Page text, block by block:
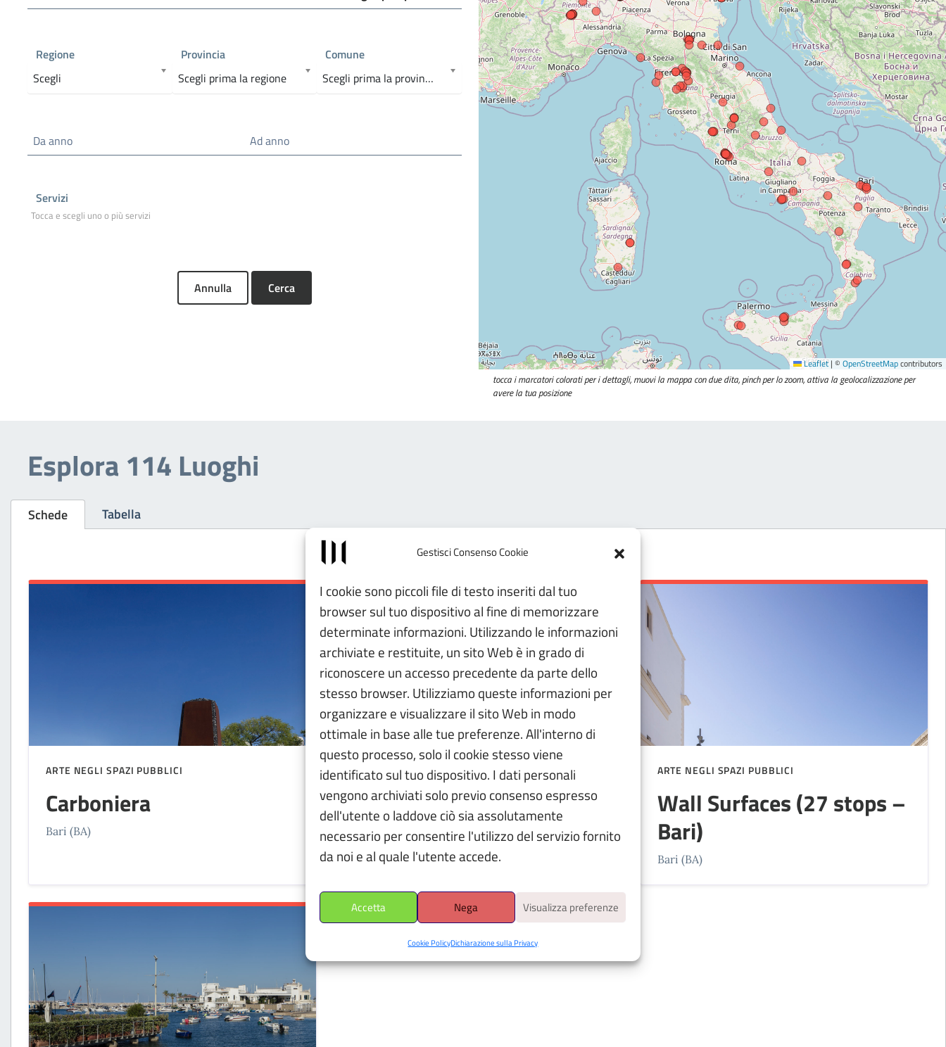
Gestisci Consenso Cookie
I cookie sono piccoli file di testo inseriti dal tuo
browser sul tuo dispositivo al fine di memorizzare
determinate informazioni. Utilizzando le informazioni
archiviate e restituite, un sito Web è in grado di
riconoscere un accesso precedente da parte dello
stesso browser. Utilizziamo queste informazioni per
organizzare e visualizzare il sito Web in modo
ottimale in base alle tue preferenze. All'interno di
questo processo, solo il cookie stesso viene
identificato sul tuo dispositivo. I dati personali
vengono archiviati solo previo consenso espresso
dell'utente o laddove ciò sia assolutamente
necessario per consentire l'utilizzo del servizio fornito
da noi e al quale l'utente accede.
Accetta Nega Visualizza preferenze
Cookie PolicyDichiarazione sulla Privacy
Regione
Scegli
Provincia
Scegli prima la regione
Comune
Scegli prima la provincia
Da anno Ad anno
Servizi
Annulla Cerca
Leaflet | © OpenStreetMapcontributors
tocca i marcatori colorati per i dettagli, muovi la mappa con due dita, pinch per lo zoom, attiva la geolocalizzazione per
avere la tua posizione
Esplora 114 Luoghi
Schede Tabella
ARTE NEGLI SPAZI PUBBLICI
Carboniera
Bari (BA)
ARTE NEGLI SPAZI PUBBLICI
Cavallo con gualdrappa
Bari (BA)
ARTE NEGLI SPAZI PUBBLICI
Wall Surfaces (27 stops –
Bari)
Bari (BA)